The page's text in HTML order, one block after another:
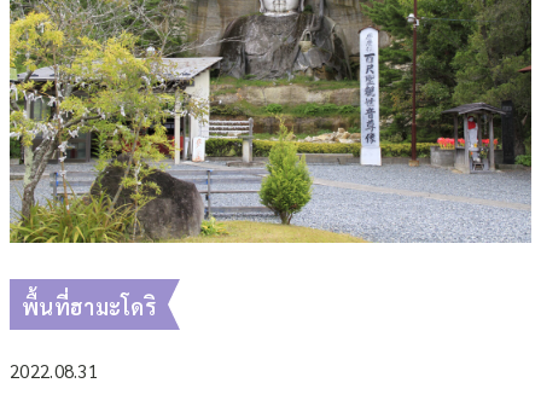
พื้นที่ฮามะโดริ
2022.08.31